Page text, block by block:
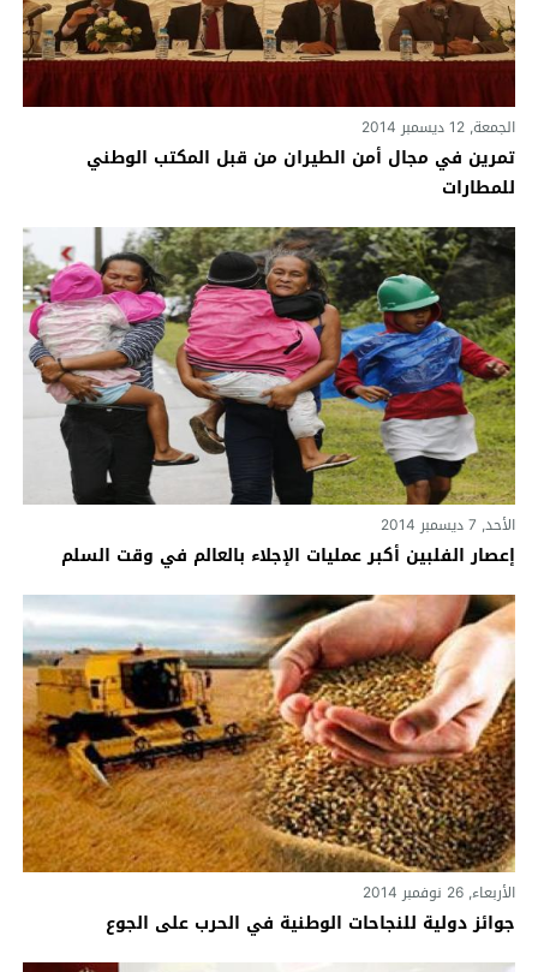
الجمعة, 12 ديسمبر 2014
تمرين في مجال أمن الطيران من قبل المكتب الوطني
للمطارات
الأحد, 7 ديسمبر 2014
إعصار الفلبين أكبر عمليات الإجلاء بالعالم في وقت السلم
الأربعاء, 26 نوفمبر 2014
جوائز دولية للنجاحات الوطنية في الحرب على الجوع